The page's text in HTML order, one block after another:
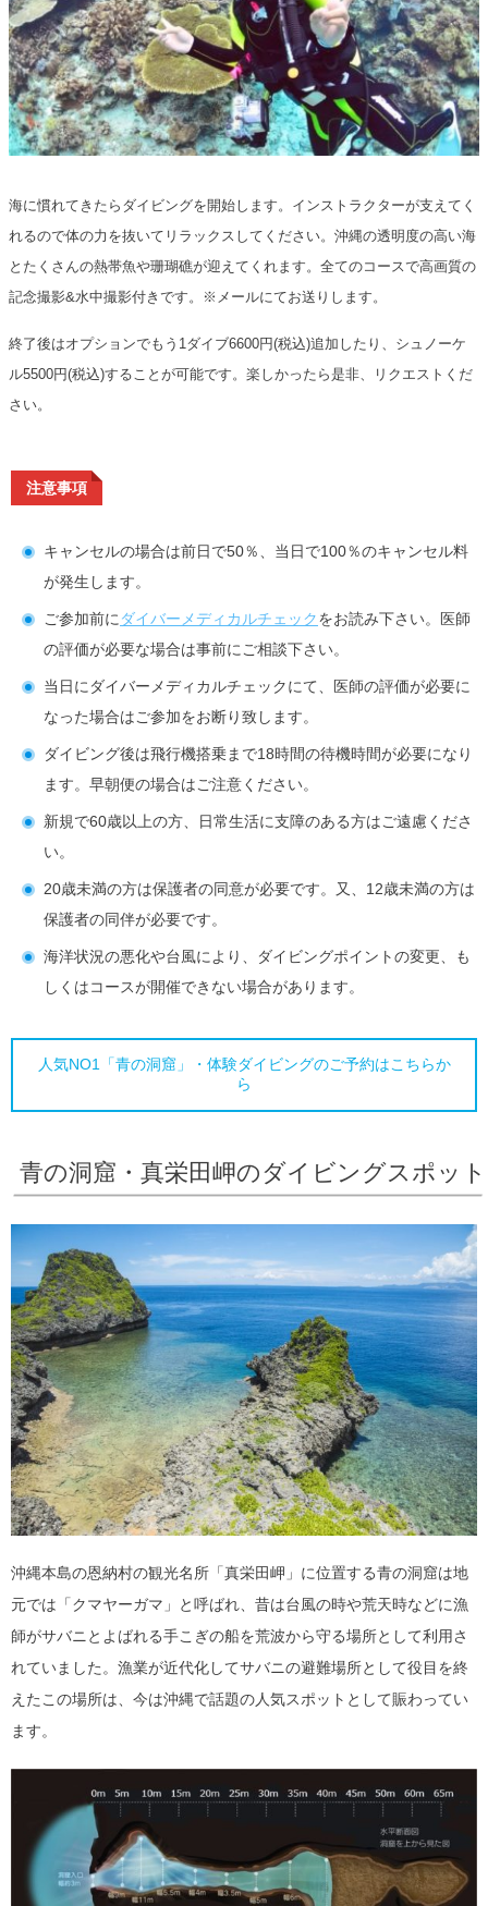
海に慣れてきたらダイビングを開始します。インストラクターが支えてく
れるので体の力を抜いてリラックスしてください。沖縄の透明度の高い海
とたくさんの熱帯魚や珊瑚礁が迎えてくれます。全てのコースで高画質の
記念撮影&水中撮影付きです。※メールにてお送りします。
終了後はオプションでもう1ダイブ6600円(税込)追加したり、シュノーケ
ル5500円(税込)することが可能です。楽しかったら是非、リクエストくだ
さい。
注意事項
キャンセルの場合は前日で50％、当日で100％のキャンセル料
が発生します。
ご参加前にダイバーメディカルチェックをお読み下さい。医師
の評価が必要な場合は事前にご相談下さい。
当日にダイバーメディカルチェックにて、医師の評価が必要に
なった場合はご参加をお断り致します。
ダイビング後は飛行機搭乗まで18時間の待機時間が必要になり
ます。早朝便の場合はご注意ください。
新規で60歳以上の方、日常生活に支障のある方はご遠慮くださ
い。
20歳未満の方は保護者の同意が必要です。又、12歳未満の方は
保護者の同伴が必要です。
海洋状況の悪化や台風により、ダイビングポイントの変更、も
しくはコースが開催できない場合があります。
人気NO1「青の洞窟」・体験ダイビングのご予約はこちらか
ら
青の洞窟・真栄田岬のダイビングスポット
沖縄本島の恩納村の観光名所「真栄田岬」に位置する青の洞窟は地
元では「クマヤーガマ」と呼ばれ、昔は台風の時や荒天時などに漁
師がサバニとよばれる手こぎの船を荒波から守る場所として利用さ
れていました。漁業が近代化してサバニの避難場所として役目を終
えたこの場所は、今は沖縄で話題の人気スポットとして賑わってい
ます。